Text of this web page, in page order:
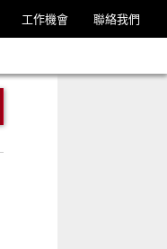
工作機會 聯絡我們